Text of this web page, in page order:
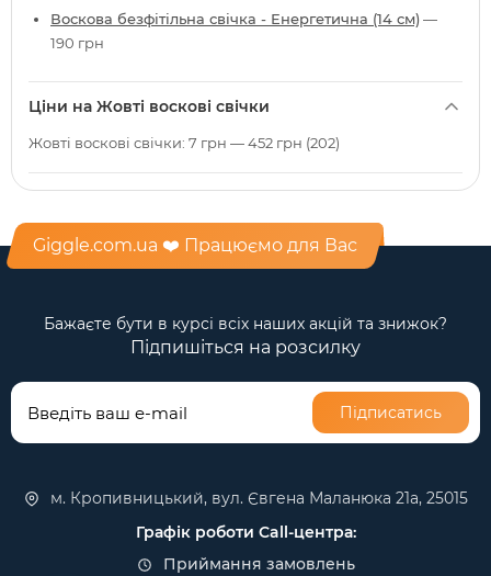
Воскова безфітільна свічка - Енергетична (14 см)—
190 грн
Ціни на Жовті воскові свічки
Жовті воскові свічки: 7 грн — 452 грн (202)
Giggle.com.ua ❤️ Працюємо для Вас
Бажаєте бути в курсі всіх наших акцій та знижок?
Підпишіться на розсилку
Підписатись
м. Кропивницький, вул. Євгена Маланюка 21а, 25015
Графік роботи Call-центра:
Приймання замовлень